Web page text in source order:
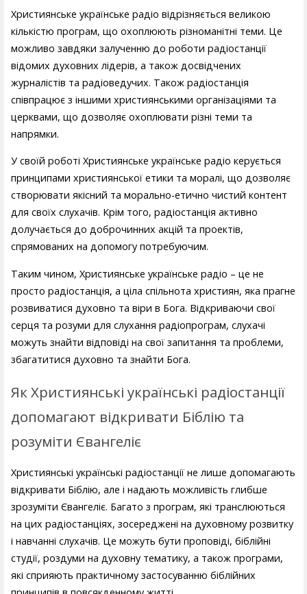
Християнське українське радіо відрізняється великою
кількістю програм, що охоплюють різноманітні теми. Це
можливо завдяки залученню до роботи радіостанції
відомих духовних лідерів, а також досвідчених
журналістів та радіоведучих. Також радіостанція
співпрацює з іншими християнськими організаціями та
церквами, що дозволяє охоплювати різні теми та
напрямки.
У своїй роботі Християнське українське радіо керується
принципами християнської етики та моралі, що дозволяє
створювати якісний та морально-етично чистий контент
для своїх слухачів. Крім того, радіостанція активно
долучається до доброчинних акцій та проектів,
спрямованих на допомогу потребуючим.
Таким чином, Християнське українське радіо – це не
просто радіостанція, а ціла спільнота християн, яка прагне
розвиватися духовно та віри в Бога. Відкриваючи свої
серця та розуми для слухання радіопрограм, слухачі
можуть знайти відповіді на свої запитання та проблеми,
збагатитися духовно та знайти Бога.
Як Християнські українські радіостанції
допомагают відкривати Біблію та
розуміти Євангеліє
Християнські українські радіостанції не лише допомагають
відкривати Біблію, але і надають можливість глибше
зрозуміти Євангеліє. Багато з програм, які транслюються
на цих радіостанціях, зосереджені на духовному розвитку
і навчанні слухачів. Це можуть бути проповіді, біблійні
студії, роздуми на духовну тематику, а також програми,
які сприяють практичному застосуванню біблійних